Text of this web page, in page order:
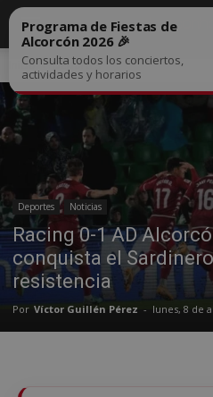
Inicio Deportes
Deportes Noticias
Racing 0-1 AD
conquista el
resistencia
Por Víctor Guillén Pérez - lunes, 8 de
Programa de Fiestas de
Alcorcón 2026 🎉
Consulta todos los conciertos,
actividades y horarios